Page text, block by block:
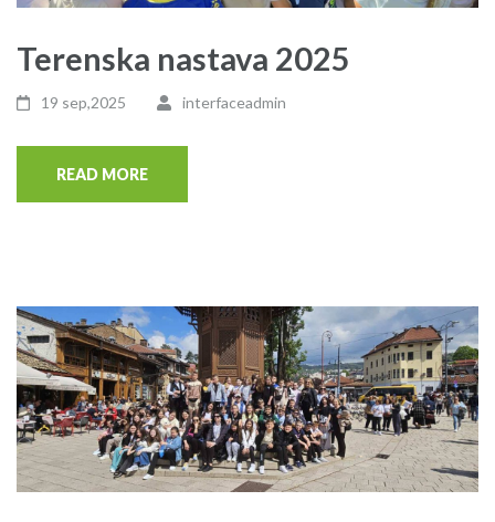
Terenska nastava 2025
19 sep,2025 interfaceadmin
READ MORE